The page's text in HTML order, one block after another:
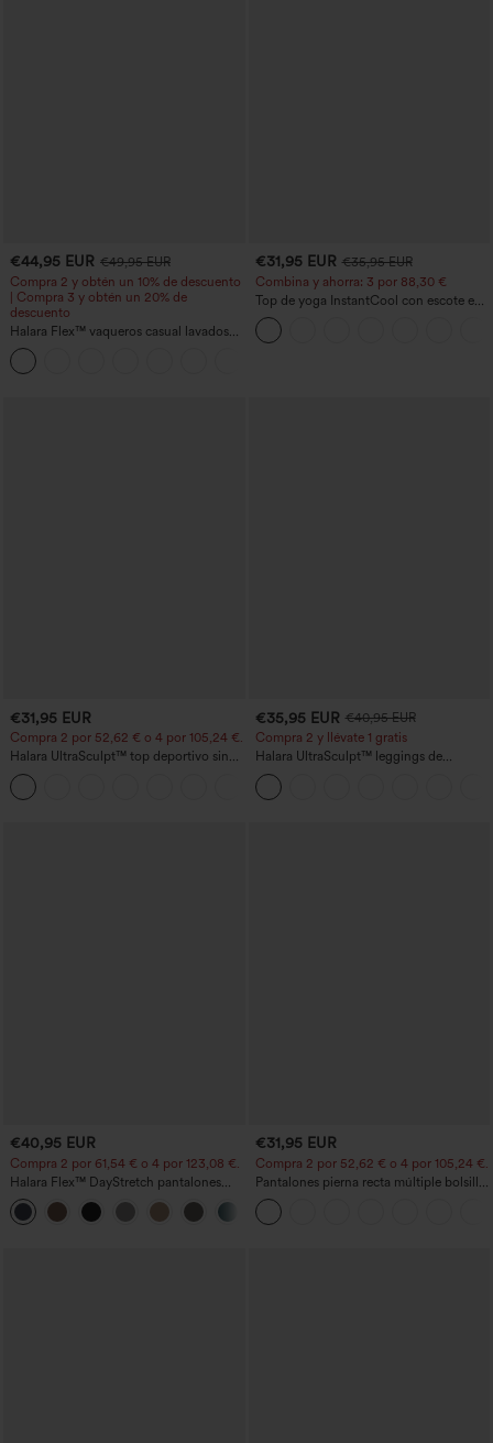
€44,95 EUR €49,95 EUR
Compra 2 y obtén un 10% de descuento
| Compra 3 y obtén un 20% de
descuento
Halara Flex™ vaqueros casual lavados
asimétricos de tiro bajo con bolsillos
con cremallera, corte baggy y pierna
ancha
€31,95 EUR €35,95 EUR
Combina y ahorra: 3 por 88,30 €
Top de yoga InstantCool con escote en
U y bajo curvado - UPF50+
€31,95 EUR
Compra 2 por 52,62 € o 4 por 105,24 €.
Halara UltraSculpt™ top deportivo sin
mangas con escote redondo y bajo
curvo
€35,95 EUR €40,95 EUR
Compra 2 y llévate 1 gratis
Halara UltraSculpt™ leggings de
entrenamiento moldeadores de talle alto
con fruncido trasero que realza los
glúteos, control de abdomen y bolsillos
€40,95 EUR
Compra 2 por 61,54 € o 4 por 123,08 €.
Halara Flex™ DayStretch pantalones
acampanados de trabajo de tiro medio
con bolsillo lateral con cremallera
€31,95 EUR
Compra 2 por 52,62 € o 4 por 105,24 €.
Pantalones pierna recta múltiple bolsillo
botón tiro alto